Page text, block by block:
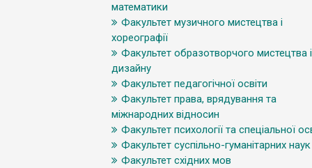
математики
Факультет музичного мистецтва і
хореографії
Факультет образотворчого мистецтва і
дизайну
Факультет педагогічної освіти
Факультет права, врядування та
міжнародних відносин
Факультет психології та спеціальної
Факультет суспільно-гуманітарних наук
Факультет східних мов